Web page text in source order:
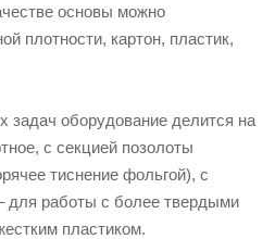
основы можно
плотности, картон, пластик,
задач оборудование делится на
с секцией позолоты
тиснение фольгой), с
для работы с более твердыми
пластиком.